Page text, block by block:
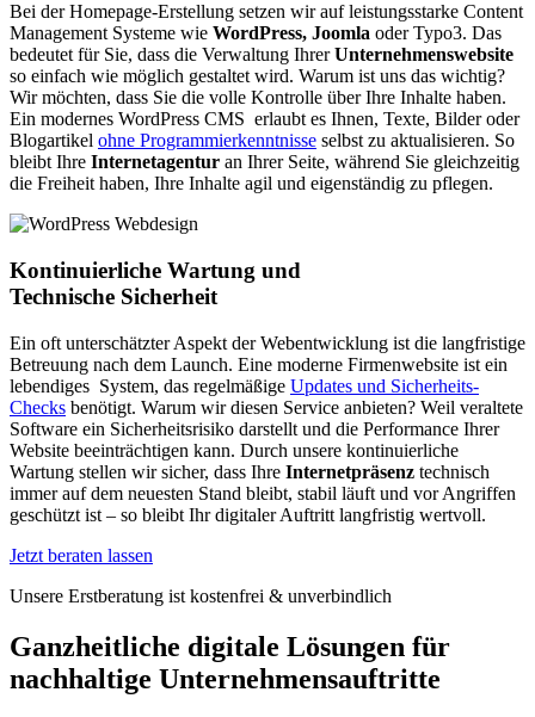
Bei der Homepage-Erstellung setzen wir auf leistungsstarke Content
Management Systeme wie WordPress, Joomla oder Typo3. Das
bedeutet für Sie, dass die Verwaltung IhrerUnternehmenswebsite
so einfach wie möglich gestaltet wird. Warum ist uns das wichtig?
Wir möchten, dass Sie die volle Kontrolle über Ihre Inhalte haben.
Ein modernes WordPress CMS erlaubt es Ihnen, Texte, Bilder oder
Blogartikel ohne Programmierkenntnisse selbst zu aktualisieren. So
bleibt Ihre Internetagentur an Ihrer Seite, während Sie gleichzeitig
die Freiheit haben, Ihre Inhalte agil und eigenständig zu pflegen.
Kontinuierliche Wartung und
Technische Sicherheit
Ein oft unterschätzter Aspekt der Webentwicklung ist die langfristige
Betreuung nach dem Launch. Eine moderne Firmenwebsite ist ein
lebendiges System, das regelmäßige Updates und Sicherheits-
Checks benötigt. Warum wir diesen Service anbieten? Weil veraltete
Software ein Sicherheitsrisiko darstellt und die Performance Ihrer
Website beeinträchtigen kann. Durch unsere kontinuierliche
Wartung stellen wir sicher, dass Ihre Internetpräsenz technisch
immer auf dem neuesten Stand bleibt, stabil läuft und vor Angriffen
geschützt ist – so bleibt Ihr digitaler Auftritt langfristig wertvoll.
Jetzt beraten lassen
Unsere Erstberatung ist kostenfrei & unverbindlich
Ganzheitliche digitale Lösungen für
nachhaltige Unternehmensauftritte